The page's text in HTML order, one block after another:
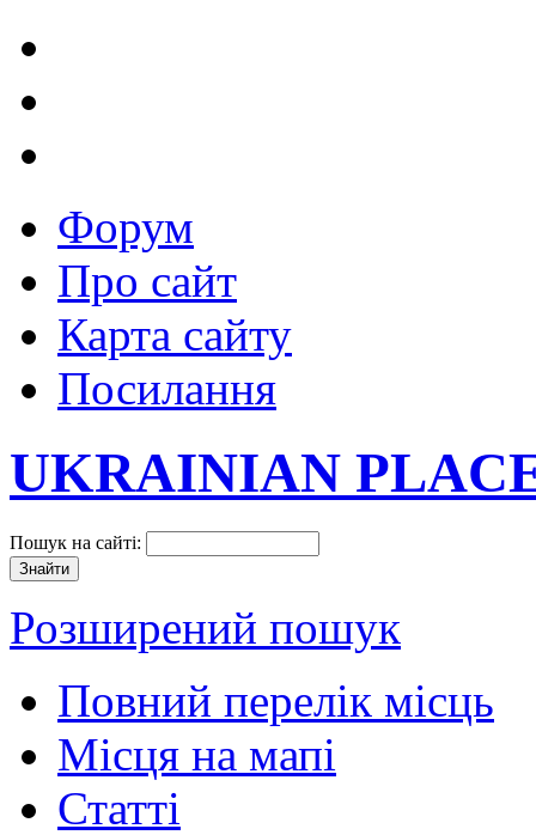
Форум
Про сайт
Карта сайту
Посилання
UKRAINIAN
Пошук на сайті:
Розширений пошук
Повний перелік місць
Місця на мапі
Статті